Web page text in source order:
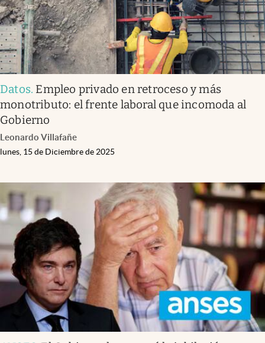
Datos. Empleo privado en retroceso y más
monotributo: el frente laboral que incomoda al
Gobierno
Leonardo Villafañe
lunes, 15 de Diciembre de 2025